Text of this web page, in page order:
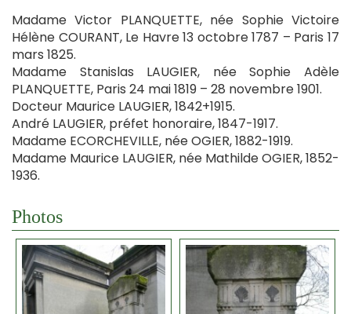
Madame Victor PLANQUETTE, née Sophie Victoire
Hélène COURANT, Le Havre 13 octobre 1787 – Paris 17
mars 1825.
Madame Stanislas LAUGIER, née Sophie Adèle
PLANQUETTE, Paris 24 mai 1819 – 28 novembre 1901.
Docteur Maurice LAUGIER, 1842+1915.
André LAUGIER, préfet honoraire, 1847-1917.
Madame ECORCHEVILLE, née OGIER, 1882-1919.
Madame Maurice LAUGIER, née Mathilde OGIER, 1852-
1936.
Photos